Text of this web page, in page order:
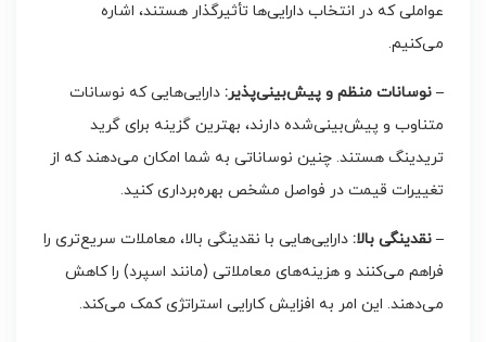
عواملی که در انتخاب دارایی‌ها تأثیرگذار هستند، اشاره
می‌کنیم.
– نوسانات منظم و پیش‌بینی‌پذیر: دارایی‌هایی که نوسانات
متناوب و پیش‌بینی‌شده دارند، بهترین گزینه برای گرید
تریدینگ هستند. چنین نوساناتی به شما امکان می‌دهند که از
تغییرات قیمت در فواصل مشخص بهره‌برداری کنید.
– نقدینگی بالا: دارایی‌هایی با نقدینگی بالا، معاملات سریع‌تری را
فراهم می‌کنند و هزینه‌های معاملاتی (مانند اسپرد) را کاهش
می‌دهند. این امر به افزایش کارایی استراتژی کمک می‌کند.